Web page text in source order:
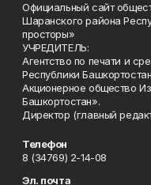
Официальный сайт
Шаранского района
просторы»
УЧРЕДИТЕЛЬ:
Агентство по печати и
Республики
Акционерное общество
Башкортостан».
Директор (главный
Телефон
8 (34769) 2-14-08
Эл. почта